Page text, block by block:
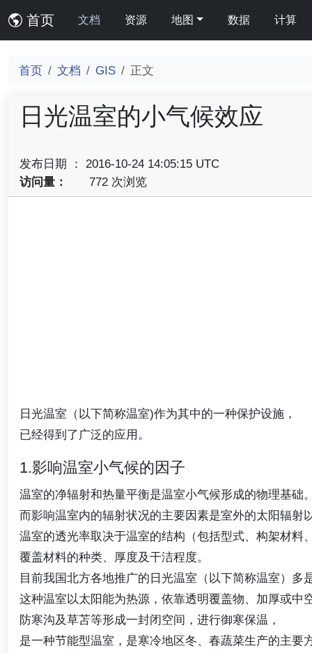
首页 文档 资源 地图 数据 计算
首页 文档 GIS 正文
日光温室的小气候效应
发布日期 ： 2016-10-24 14:05:15 UTC
访问量：
772 次浏览
日光温室（以下简称温室)作为其中的一种保护设施，
已经得到了广泛的应用。
1.影响温室小气候的因子
温室的净辐射和热量平衡是温室小气候形成的物理基础
而影响温室内的辐射状况的主要因素是室外的太阳辐射
温室的透光率取决于温室的结构（包括型式、构架材料
覆盖材料的种类、厚度及干洁程度。
目前我国北方各地推广的日光温室（以下简称温室）多
这种温室以太阳能为热源，依靠透明覆盖物、加厚或中
防寒沟及草苫等形成一封闭空间，进行御寒保温，
是一种节能型温室，是寒冷地区冬、春蔬菜生产的主要